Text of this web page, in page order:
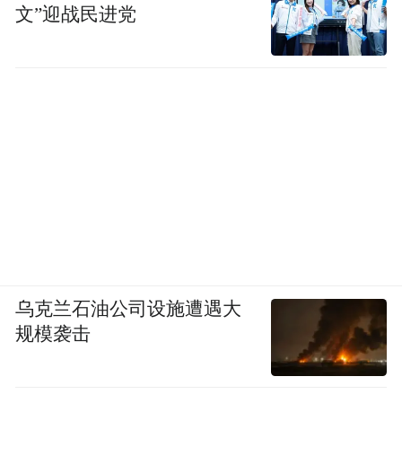
文”迎战民进党
乌克兰石油公司设施遭遇大
规模袭击